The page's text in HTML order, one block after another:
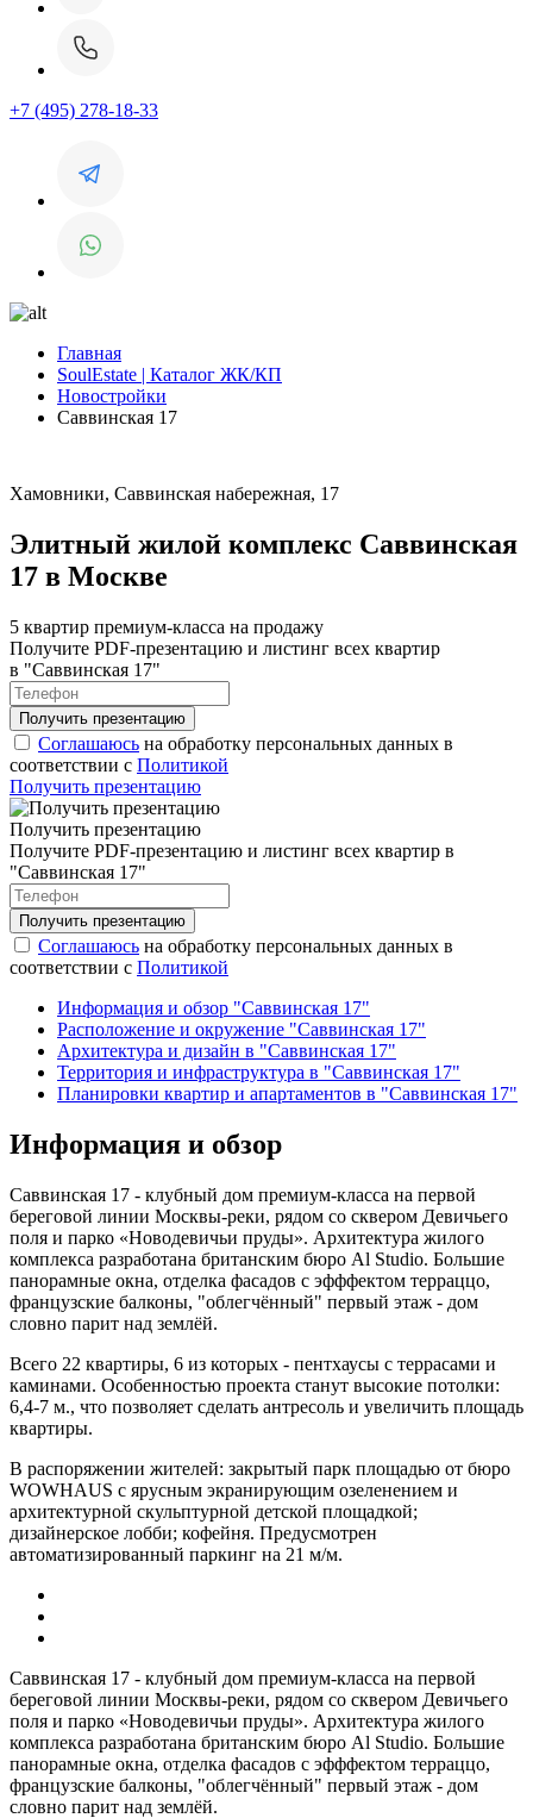
+7 (495) 278-18-33
Главная
SoulEstate | Каталог ЖК/КП
Новостройки
Саввинская 17
Хамовники, Саввинская набережная, 17
Элитный жилой комплекс Саввинская
17 в Москве
5 квартир премиум-класса на продажу
Получите PDF-презентацию и листинг всех квартир
в "Саввинская 17"
Соглашаюсь на обработку персональных данных в
соответствии с Политикой
Получить презентацию
Получить презентацию
Получите PDF-презентацию и листинг всех квартир в
"Саввинская 17"
Соглашаюсь на обработку персональных данных в
соответствии с Политикой
Информация и обзор "Саввинская 17"
Расположение и окружение "Саввинская 17"
Архитектура и дизайн в "Саввинская 17"
Территория и инфраструктура в "Саввинская 17"
Планировки квартир и апартаментов в "Саввинская 17"
Информация и обзор
Саввинская 17 - клубный дом премиум-класса на первой
береговой линии Москвы-реки, рядом со сквером Девичьего
поля и парко «Новодевичьи пруды». Архитектура жилого
комплекса разработана британским бюро Al Studio. Большие
панорамные окна, отделка фасадов с эфффектом терраццо,
французские балконы, "облегчённый" первый этаж - дом
словно парит над землёй.
Всего 22 квартиры, 6 из которых - пентхаусы с террасами и
каминами. Особенностью проекта станут высокие потолки:
6,4-7 м., что позволяет сделать антресоль и увеличить площадь
квартиры.
В распоряжении жителей: закрытый парк площадью от бюро
WOWHAUS с ярусным экранирующим озеленением и
архитектурной скульптурной детской площадкой;
дизайнерское лобби; кофейня. Предусмотрен
автоматизированный паркинг на 21 м/м.
Саввинская 17 - клубный дом премиум-класса на первой
береговой линии Москвы-реки, рядом со сквером Девичьего
поля и парко «Новодевичьи пруды». Архитектура жилого
комплекса разработана британским бюро Al Studio. Большие
панорамные окна, отделка фасадов с эфффектом терраццо,
французские балконы, "облегчённый" первый этаж - дом
словно парит над землёй.